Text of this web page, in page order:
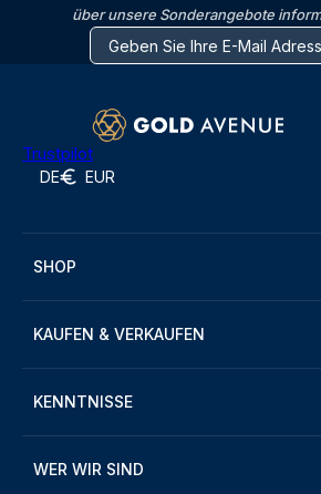
über unsere Sonderangebote
Trustpilot
DE EUR
SHOP
KAUFEN & VERKAUFEN
KENNTNISSE
WER WIR SIND